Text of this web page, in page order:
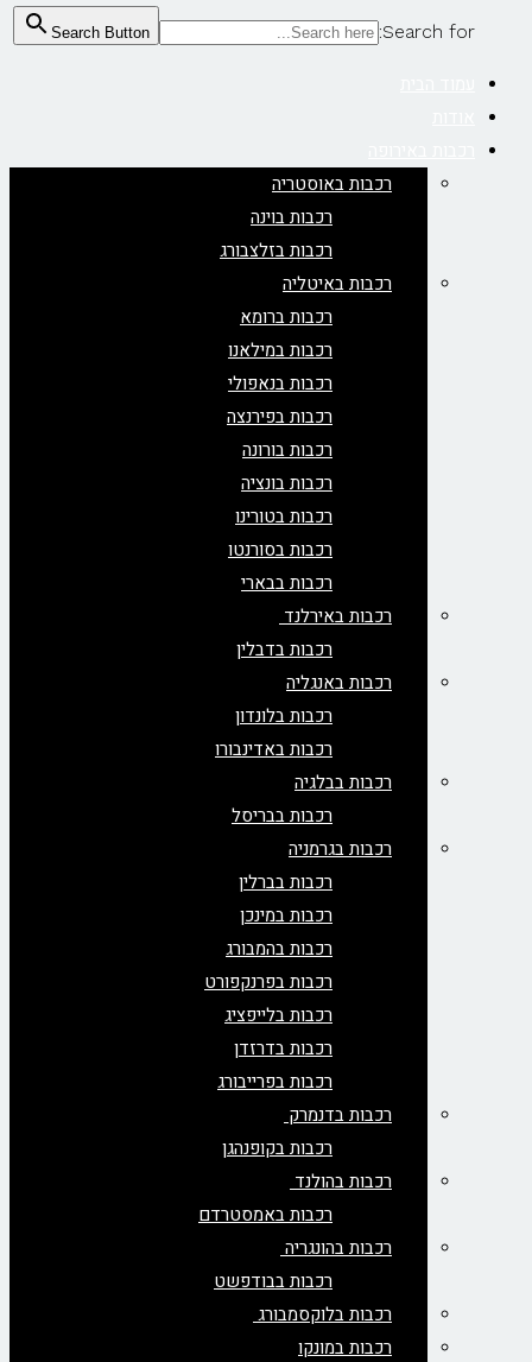
Search for:
Search Button
רכבות באוסטריה
רכבות בוינה
רכבות בזלצבורג
רכבות באיטליה
רכבות ברומא
רכבות במילאנו
רכבות בנאפולי
רכבות בפירנצה
רכבות בורונה
רכבות בונציה
רכבות בטורינו
רכבות בסורנטו
רכבות בבארי
רכבות באירלנד
רכבות בדבלין
רכבות באנגליה
רכבות בלונדון
רכבות באדינבורו
רכבות בבלגיה
רכבות בבריסל
רכבות בגרמניה
רכבות בברלין
רכבות במינכן
רכבות בהמבורג
רכבות בפרנקפורט
רכבות בלייפציג
רכבות בדרזדן
רכבות בפרייבורג
רכבות בדנמרק
רכבות בקופנהגן
רכבות בהולנד
רכבות באמסטרדם
רכבות בהונגריה
רכבות בבודפשט
רכבות בלוקסמבורג
רכבות במונקו